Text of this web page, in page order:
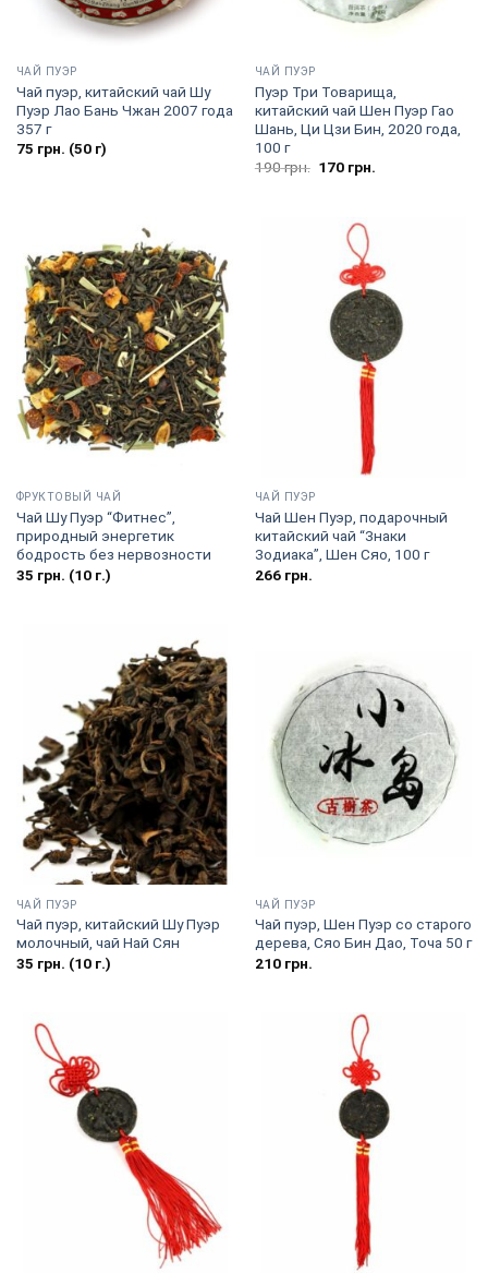
ЧАЙ ПУЭР
Чай пуэр, китайский чай Шу
Пуэр Лао Бань Чжан 2007 года
357 г
75 грн. (50 г)
ЧАЙ ПУЭР
Пуэр Три Товарища,
китайский чай Шен Пуэр Гао
Шань, Ци Цзи Бин, 2020 года,
100 г
190грн. Первоначальная
170грн.Текущая
ФРУКТОВЫЙ ЧАЙ
Чай Шу Пуэр “Фитнес”,
природный энергетик
бодрость без нервозности
35 грн. (10 г.)
ЧАЙ ПУЭР
Чай Шен Пуэр, подарочный
китайский чай “Знаки
Зодиака”, Шен Сяо, 100 г
266грн.
ЧАЙ ПУЭР
Чай пуэр, китайский Шу Пуэр
молочный, чай Най Сян
35 грн. (10 г.)
ЧАЙ ПУЭР
Чай пуэр, Шен Пуэр со старого
дерева, Сяо Бин Дао, Точа 50 г
210грн.